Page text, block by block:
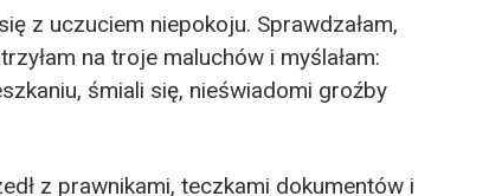
z uczuciem niepokoju. Sprawdzałam,
na troje maluchów i myślałam:
śmiali się, nieświadomi groźby
z prawnikami, teczkami dokumentów i